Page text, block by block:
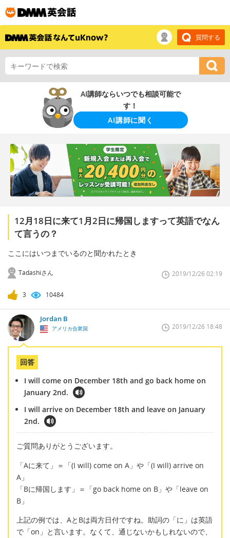
質問する
AI講師ならいつでも相談可能で
す！
AI講師に聞く
12月18日に来て1月2日に帰国しますって英語でなん
て言うの？
ここにはいつまでいるのと聞かれたとき
Tadashiさん 2019/12/26 02:19
3 10484
Jordan B
アメリカ合衆国 2019/12/26 18:48
回答
I will come on December 18th and go back home on
January 2nd.
I will arrive on December 18th and leave on January
2nd.
ご質問ありがとうございます。
「Aに来て」＝「(I will) come on A」や「(I will) arrive on
A」
「Bに帰国します」＝「go back home on B」や「leave on
B」
上記の例では、AとBは両方日付ですね。助詞の「に」は英語
で「on」と言います。なくて、通じないかもしれないので、